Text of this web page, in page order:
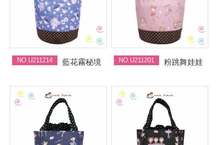
NO.U211214 藍花霧秘境 NO.U211201 粉跳舞娃娃